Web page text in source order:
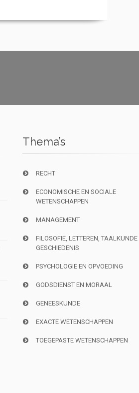
Thema’s
RECHT
ECONOMISCHE EN SOCIALE
WETENSCHAPPEN
MANAGEMENT
FILOSOFIE, LETTEREN, TAALKUNDE
GESCHIEDENIS
PSYCHOLOGIE EN OPVOEDING
GODSDIENST EN MORAAL
GENEESKUNDE
EXACTE WETENSCHAPPEN
TOEGEPASTE WETENSCHAPPEN